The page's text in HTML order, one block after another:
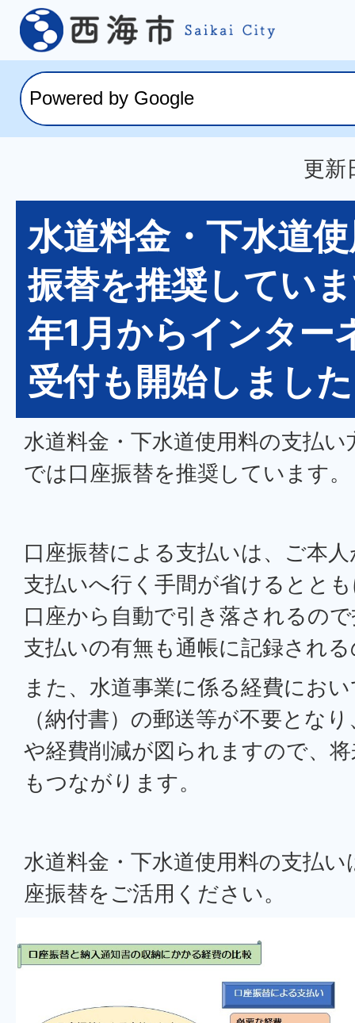
更新
水道料金・下水道
振替を推奨してい
年1月からインター
受付も開始しまし
水道料金・下水道使用料の支払
では口座振替を推奨しています。
口座振替による支払いは、ご本
支払いへ行く手間が省けるとと
口座から自動で引き落されるの
支払いの有無も通帳に記録され
また、水道事業に係る経費にお
（納付書）の郵送等が不要とな
や経費削減が図られますので、
もつながります。
水道料金・下水道使用料の支払
座振替をご活用ください。